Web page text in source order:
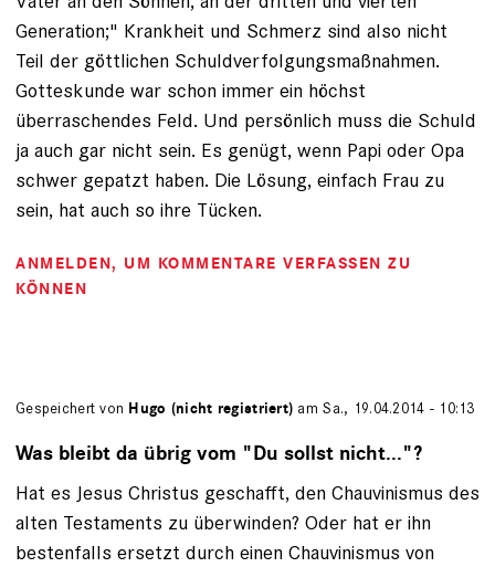
Generation;" Krankheit und Schmerz sind also nicht
Teil der göttlichen Schuldverfolgungsmaßnahmen.
Gotteskunde war schon immer ein höchst
überraschendes Feld. Und persönlich muss die Schuld
ja auch gar nicht sein. Es genügt, wenn Papi oder Opa
schwer gepatzt haben. Die Lösung, einfach Frau zu
sein, hat auch so ihre Tücken.
ANMELDEN, UM KOMMENTARE VERFASSEN ZU
KÖNNEN
Gespeichert von Hugo (nicht registriert) am Sa., 19.04.2014 - 10:13
Was bleibt da übrig vom "Du sollst nicht..."?
Hat es Jesus Christus geschafft, den Chauvinismus des
alten Testaments zu überwinden? Oder hat er ihn
bestenfalls ersetzt durch einen Chauvinismus von